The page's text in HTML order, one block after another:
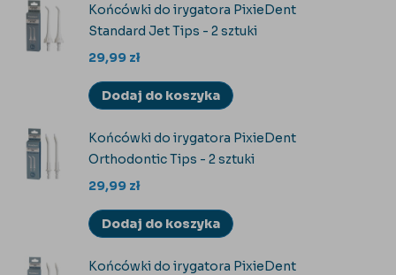
Końcówki do irygatora PixieDent
Standard Jet Tips - 2 sztuki
29,99 zł
Dodaj do koszyka
Końcówki do irygatora PixieDent
Orthodontic Tips - 2 sztuki
29,99 zł
Dodaj do koszyka
Końcówki do irygatora PixieDent